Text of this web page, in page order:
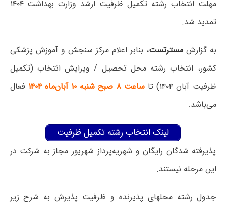
مهلت انتخاب رشته تکمیل ظرفیت ارشد وزارت بهداشت ۱۴۰۴
تمدید شد.
به گزارشمسترتست، بنابر اعلام مرکز سنجش و آموزش پزشکی
کشور، انتخاب رشته محل تحصیل / ویرایش انتخاب (تکمیل
ظرفیت آبان ۱۴۰۴) تا
ساعت ۸ صبح شنبه ۱۰ آبان‌ماه ۱۴۰۴
فعال
می‌باشد.
لینک انتخاب رشته تکمیل ظرفیت
پذیرفته شدگان رایگان و شهریه‌پرداز شهریور مجاز به شرکت در
این مرحله نیستند.
جدول رشته محلهای پذیرنده و ظرفیت پذیرش به شرح زیر